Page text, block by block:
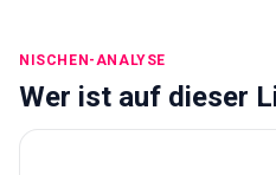
NISCHEN-ANALYSE
Wer ist auf dieser